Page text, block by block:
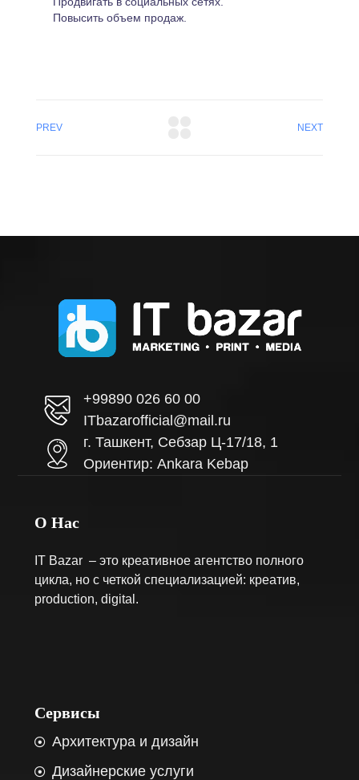
Повысить объем продаж.
PREV NEXT
+99890 026 60 00
ITbazarofficial@mail.ru
г. Ташкент, Себзар Ц-17/18, 1
Ориентир: Ankara Kebap
О Нас
IT Bazar – это креативное агентство полного
цикла, но с четкой специализацией: креатив,
production, digital.
Сервисы
Архитектура и дизайн
Дизайнерские услуги